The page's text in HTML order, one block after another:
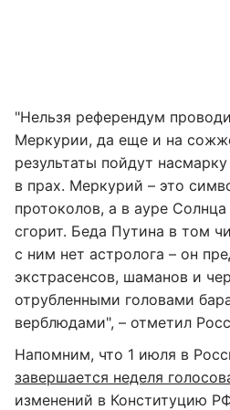
"Нельзя референдум
Меркурии, да еще и на
результаты пойдут
в прах. Меркурий – это
протоколов, а в ауре
сгорит. Беда Путина в том
с ним нет астролога – он
экстрасенсов, шаманов и
отрубленными головами
верблюдами", – отметил
Напомним, что 1 июля в
завершается неделя
изменений в Конституцию